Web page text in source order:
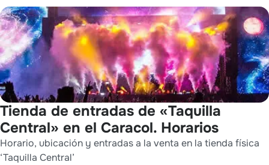
Tienda de entradas de «Taquilla
Central» en el Caracol. Horarios
Horario, ubicación y entradas a la venta en la tienda física
‘Taquilla Central’